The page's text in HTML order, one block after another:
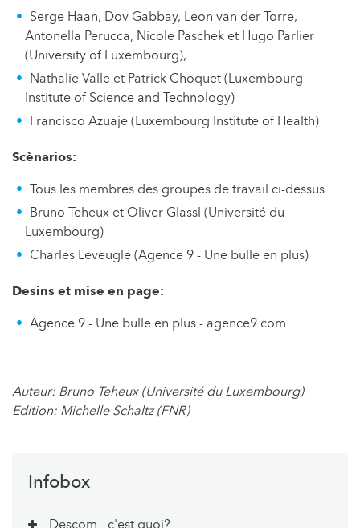
Serge Haan, Dov Gabbay, Leon van der Torre,
Antonella Perucca, Nicole Paschek et Hugo Parlier
(University of Luxembourg),
Nathalie Valle et Patrick Choquet (Luxembourg
Institute of Science and Technology)
Francisco Azuaje (Luxembourg Institute of Health)
Scènarios:
Tous les membres des groupes de travail ci-dessus
Bruno Teheux et Oliver Glassl (Université du
Luxembourg)
Charles Leveugle (Agence 9 - Une bulle en plus)
Desins et mise en page:
Agence 9 - Une bulle en plus - agence9.com
Auteur: Bruno Teheux (Université du Luxembourg)
Edition: Michelle Schaltz (FNR)
Infobox